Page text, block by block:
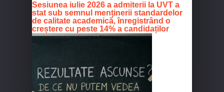
Sesiunea iulie 2026 a admiterii la UVT a
stat sub semnul menținerii standardelor
de calitate academică, înregistrând o
creștere cu peste 14% a candidaților